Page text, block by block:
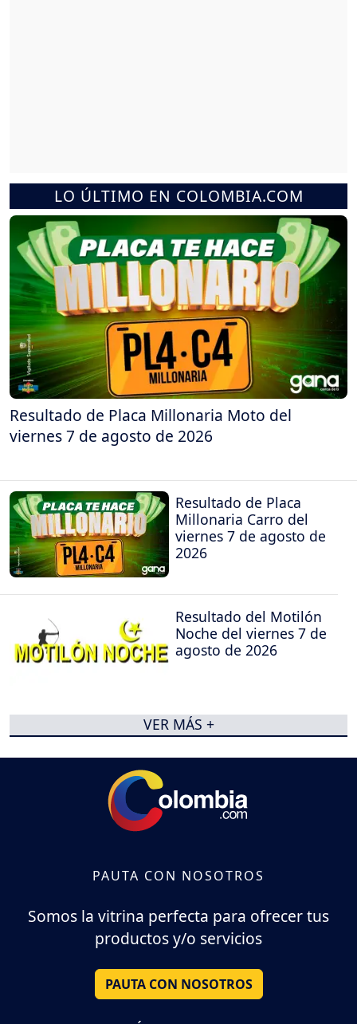
LO ÚLTIMO EN COLOMBIA.COM
Resultado de Placa Millonaria Moto del
viernes 7 de agosto de 2026
Resultado de Placa
Millonaria Carro del
viernes 7 de agosto de
2026
Resultado del Motilón
Noche del viernes 7 de
agosto de 2026
VER MÁS +
PAUTA CON NOSOTROS
Somos la vitrina perfecta para ofrecer tus
productos y/o servicios
PAUTA CON NOSOTROS